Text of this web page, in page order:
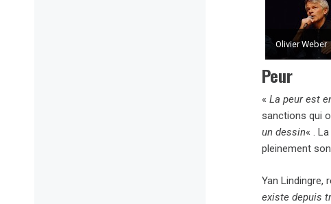
Olivier Weber
Peur
«La peur est
sanctions qui
un dessin« .
pleinement
Yan
existe depuis